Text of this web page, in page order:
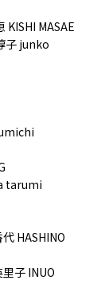
MASAE
子 junko
tarumi
HASHINO
子 INUO